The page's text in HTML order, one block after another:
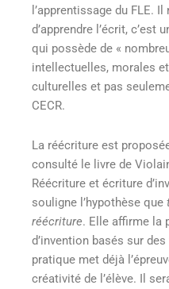
l’apprentissage du FLE.
d’apprendre l’écrit, c’est
qui possède de «
intellectuelles, morales
culturelles et pas
CECR.
La réécriture est
consulté le livre de
Réécriture et écriture
souligne l’hypothèse que
réécriture. Elle affirme la
d’invention basés sur
pratique met déjà
créativité de l’élève. Il